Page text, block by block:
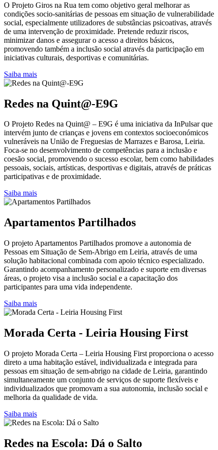
O Projeto Giros na Rua tem como objetivo geral melhorar as
condições socio-sanitárias de pessoas em situação de vulnerabilidade
social, especialmente utilizadores de substâncias psicoativas, através
de uma intervenção de proximidade. Pretende reduzir riscos,
minimizar danos e assegurar o acesso a direitos básicos,
promovendo também a inclusão social através da participação em
iniciativas culturais, desportivas e comunitárias.
Saiba mais
Redes na Quint@-E9G
O Projeto Redes na Quint@ – E9G é uma iniciativa da InPulsar que
intervém junto de crianças e jovens em contextos socioeconómicos
vulneráveis na União de Freguesias de Marrazes e Barosa, Leiria.
Foca-se no desenvolvimento de competências para a inclusão e
coesão social, promovendo o sucesso escolar, bem como habilidades
pessoais, sociais, artísticas, desportivas e digitais, através de práticas
participativas e de proximidade.
Saiba mais
Apartamentos Partilhados
O projeto Apartamentos Partilhados promove a autonomia de
Pessoas em Situação de Sem-Abrigo em Leiria, através de uma
solução habitacional combinada com apoio técnico especializado.
Garantindo acompanhamento personalizado e suporte em diversas
áreas, o projeto visa a inclusão social e a capacitação dos
participantes para uma vida independente.
Saiba mais
Morada Certa - Leiria Housing First
O projeto Morada Certa – Leiria Housing First proporciona o acesso
direto a uma habitação estável, individualizada e integrada para
pessoas em situação de sem-abrigo na cidade de Leiria, garantindo
simultaneamente um conjunto de serviços de suporte flexíveis e
individualizados que promovam a sua autonomia, inclusão social e
melhoria da qualidade de vida.
Saiba mais
Redes na Escola: Dá o Salto